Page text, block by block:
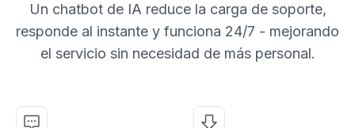
Un chatbot de IA reduce la carga de soporte,
responde al instante y funciona 24/7 - mejorando
el servicio sin necesidad de más personal.